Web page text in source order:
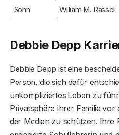
Sohn William M. Rassel
Debbie Depp
Debbie Depp ist eine
Person, die sich dafür
unkompliziertes Leben zu
Privatsphäre ihrer Familie vor
der Medien zu schützen. Ihre